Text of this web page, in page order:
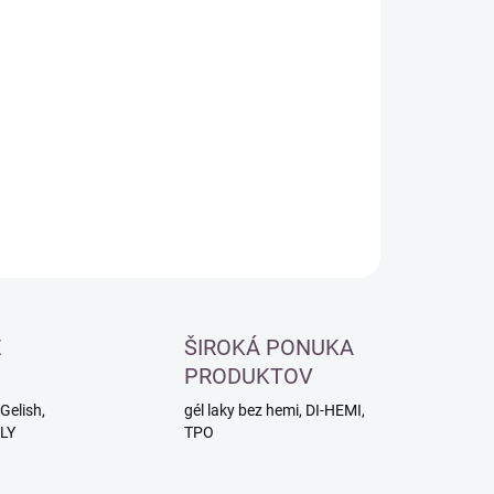
ŠIROKÁ PONUKA
PRODUKTOV
gél laky bez hemi, DI-HEMI,
TPO